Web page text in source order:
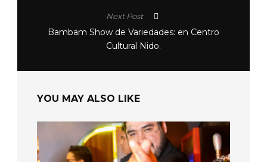
Next Post
Bambam Show de Variedades: en Centro
Cultural Nido.
YOU MAY ALSO LIKE